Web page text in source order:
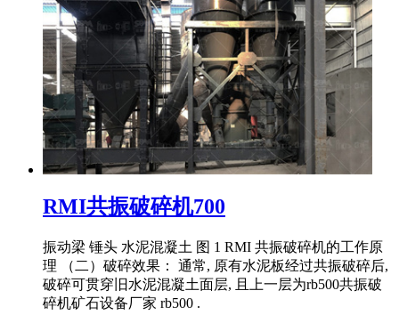
RMI共振破碎机700
振动梁 锤头 水泥混凝土 图 1 RMI 共振破碎机的工作原
理 （二）破碎效果： 通常, 原有水泥板经过共振破碎后,
破碎可贯穿旧水泥混凝土面层, 且上一层为rb500共振破
碎机矿石设备厂家 rb500 .